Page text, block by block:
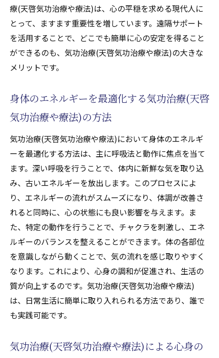
天啓気功治療や療法で活性化するチャクラ
と潜在能力：科学的視点から見た効果
気功治療(天啓気功治療や療法)によるチャク
ラ覚醒のステップ
天啓気功治療や療法で活性化するチャクラ
遠隔サポートで実現する自宅でのリラックス気
功治療(天啓気功治療や療法)
遠隔気功治療(天啓気功治療や療法)のメリッ
トとは
自宅で気功治療(天啓気功治療や療法)を受け
るための準備
リラックス環境での遠隔気功治療(天啓気功
治療や療法)の効果
遠隔気功治療(天啓気功治療や療法)と他のリ
ラクゼーション法との違い
時間と場所を選ばない遠隔気功治療(天啓気
功治療や療法)の利便性
遠隔気功治療(天啓気功治療や療法)で心身を
リフレッシュする方法
天啓気功治療(天啓気功治療や療法)でエネルギ
エネルギーを高める気功治療(天啓気功治療
療(天啓気功治療や療法)は、心の平穏を求める現代人に
とって、ますます重要性を増しています。遠隔サポート
を活用することで、どこでも簡単に心の安定を得ること
ができるのも、気功治療(天啓気功治療や療法)の大きな
メリットです。
身体のエネルギーを最適化する気功治療(天啓
気功治療や療法)の方法
気功治療(天啓気功治療や療法)において身体のエネルギ
ーを最適化する方法は、主に呼吸法と動作に焦点を当て
ます。深い呼吸を行うことで、体内に新鮮な気を取り込
み、古いエネルギーを放出します。このプロセスによ
り、エネルギーの流れがスムーズになり、体調が改善さ
れると同時に、心の状態にも良い影響を与えます。ま
た、特定の動作を行うことで、チャクラを刺激し、エネ
ルギーのバランスを整えることができます。体の各部位
を意識しながら動くことで、気の流れを感じ取りやすく
なります。これにより、心身の調和が促進され、生活の
質が向上するのです。気功治療(天啓気功治療や療法)
は、日常生活に簡単に取り入れられる方法であり、誰で
も実践可能です。
気功治療(天啓気功治療や療法)による心身の